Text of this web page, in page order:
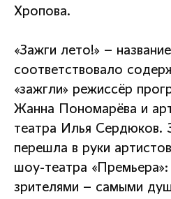
Хропова.
«Зажги лето!» –
соответствовало
«зажгли» режиссёр
Жанна Пономарёва и
театра Илья Сердюков.
перешла в руки
шоу-театра
зрителями – самыми